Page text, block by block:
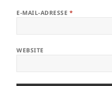
E-MAIL-ADRESSE *
WEBSITE